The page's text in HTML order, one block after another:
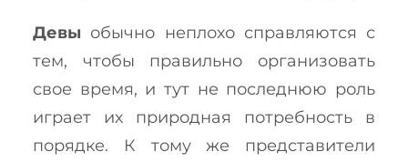
Девы обычно неплохо справляются с
тем, чтобы правильно организовать
свое время, и тут не последнюю роль
играет их природная потребность в
порядке. К тому же представители